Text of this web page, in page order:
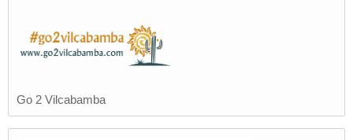
Go 2 Vilcabamba